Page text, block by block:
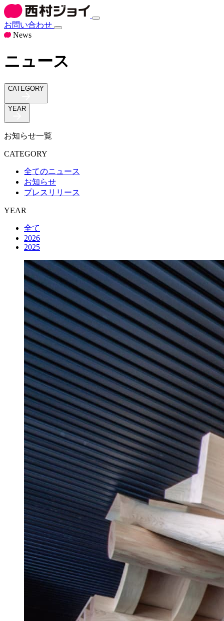
お問い合わせ
News
ニュース
CATEGORY
YEAR
お知らせ一覧
CATEGORY
全てのニュース
お知らせ
プレスリリース
YEAR
全て
2026
2025